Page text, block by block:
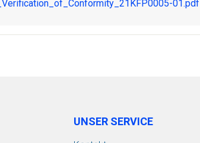
01.pdf
UNSER SERVICE